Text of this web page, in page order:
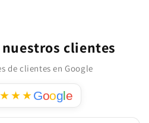
clientes
de clientes en Google
Google